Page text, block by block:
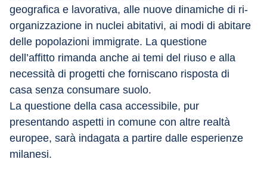
geografica e lavorativa, alle nuove dinamiche di ri-
organizzazione in nuclei abitativi, ai modi di abitare
delle popolazioni immigrate. La questione
dell’affitto rimanda anche ai temi del riuso e alla
necessità di progetti che forniscano risposta di
casa senza consumare suolo.
La questione della casa accessibile, pur
presentando aspetti in comune con altre realtà
europee, sarà indagata a partire dalle esperienze
milanesi.